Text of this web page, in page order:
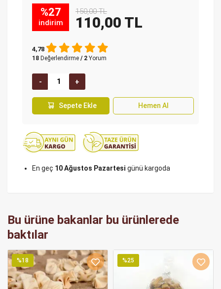
%27
indirim
150,00 TL
110,00 TL
4,78
18 Değerlendirme / 2 Yorum
Sepete Ekle Hemen Al
En geç 10 Ağustos Pazartesi günü kargoda
Bu ürüne bakanlar bu ürünlerede
baktılar
%18 %25